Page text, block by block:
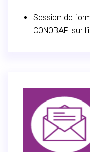
Session de
CONOBAFI sur